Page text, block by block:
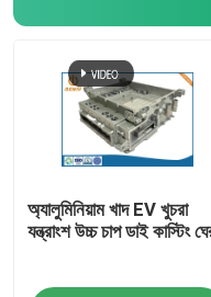
অ্যালুমিনিয়াম খাদ EV খুচরা
যন্ত্রাংশ উচ্চ চাপ ডাই কাস্টিং